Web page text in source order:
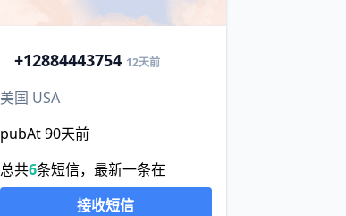
+12884443754 12天前
美国 USA
pubAt 90天前
总共6条短信，最新一条在
接收短信